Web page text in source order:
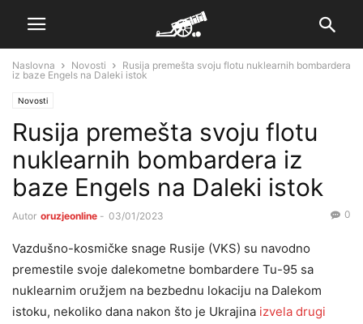
Naslovna Novosti
Rusija premešta svoju flotu nuklearnih bombardera
iz baze Engels na Daleki istok
Novosti
Rusija premešta svoju flotu
nuklearnih bombardera iz
baze Engels na Daleki istok
Autor oruzjeonline - 03/01/2023 0
Vazdušno-kosmičke snage Rusije (VKS) su navodno
premestile svoje dalekometne bombardere Tu-95 sa
nuklearnim oružjem na bezbednu lokaciju na Dalekom
istoku, nekoliko dana nakon što je Ukrajina izvela drugi